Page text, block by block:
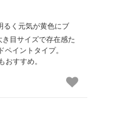
るく元気が黄色にブ
目サイズで存在感た
イントタイプ。
すすめ。